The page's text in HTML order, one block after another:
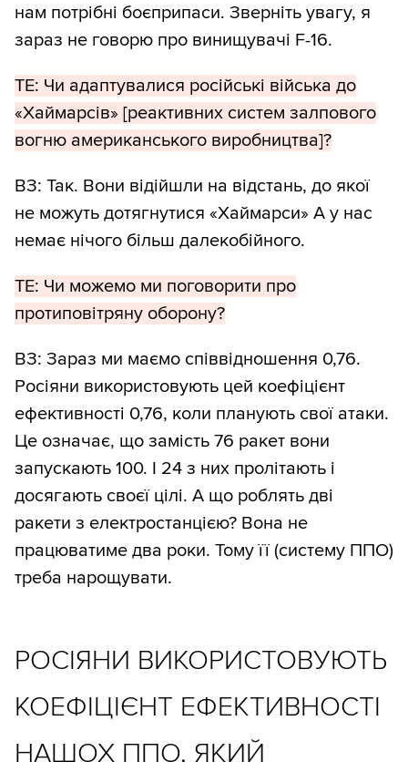
нам потрібні боєприпаси. Зверніть увагу, я
зараз не говорю про винищувачі F-16.
ТЕ: Чи адаптувалися російські війська до
«Хаймарсів» [реактивних систем залпового
вогню американського виробництва]?
ВЗ: Так. Вони відійшли на відстань, до якої
не можуть дотягнутися «Хаймарси» А у нас
немає нічого більш далекобійного.
ТЕ: Чи можемо ми поговорити про
протиповітряну оборону?
ВЗ: Зараз ми маємо співвідношення 0,76.
Росіяни використовують цей коефіцієнт
ефективності 0,76, коли планують свої атаки.
Це означає, що замість 76 ракет вони
запускають 100. І 24 з них пролітають і
досягають своєї цілі. А що роблять дві
ракети з електростанцією? Вона не
працюватиме два роки. Тому її (систему ППО)
треба нарощувати.
РОСІЯНИ ВИКОРИСТОВУЮТЬ
КОЕФІЦІЄНТ ЕФЕКТИВНОСТІ
НАШОХ ППО, ЯКИЙ